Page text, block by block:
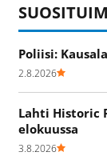
Poliisi:
2.8.2026
Lahti Historic
elokuussa
3.8.2026